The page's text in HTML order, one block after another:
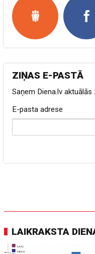
ZIŅAS E-PASTĀ
Saņem Diena.lv
E-pasta adrese
LAIKRAKSTA